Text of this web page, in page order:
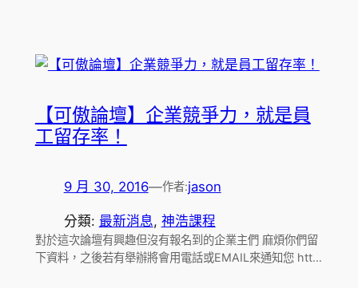
【可傲論壇】企業競爭力，就是員
工留存率！
9 月 30, 2016—作者:jason
分類: 最新消息, 神浩課程
對於這次論壇有興趣但沒有報名到的企業主們 麻煩你們留
下資料，之後若有舉辦將會用電話或EMAIL來通知您 htt…